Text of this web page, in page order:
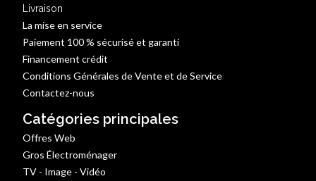
Livraison
La mise en service
Paiement 100 % sécurisé et garanti
Financement crédit
Conditions Générales de Vente et de Service
Contactez-nous
Catégories principales
Offres Web
Gros Électroménager
TV - Image - Vidéo